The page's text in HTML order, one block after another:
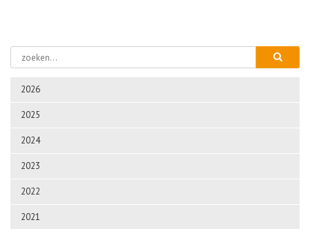
2026
2025
2024
2023
2022
2021